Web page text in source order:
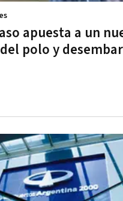
apuesta a un
polo y